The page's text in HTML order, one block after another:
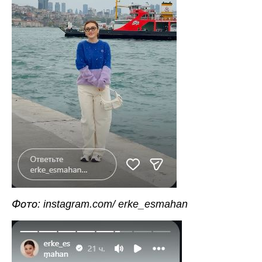
Фото: instagram.com/ erke_esmahan